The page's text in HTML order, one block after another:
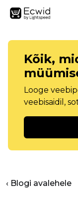
Kõik,
Looge
veebisaidil,
‹ Blogi avalehele